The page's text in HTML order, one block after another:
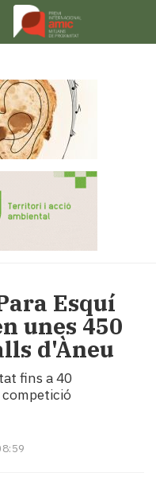
Esquí
unes 450
d'Àneu
fins a 40